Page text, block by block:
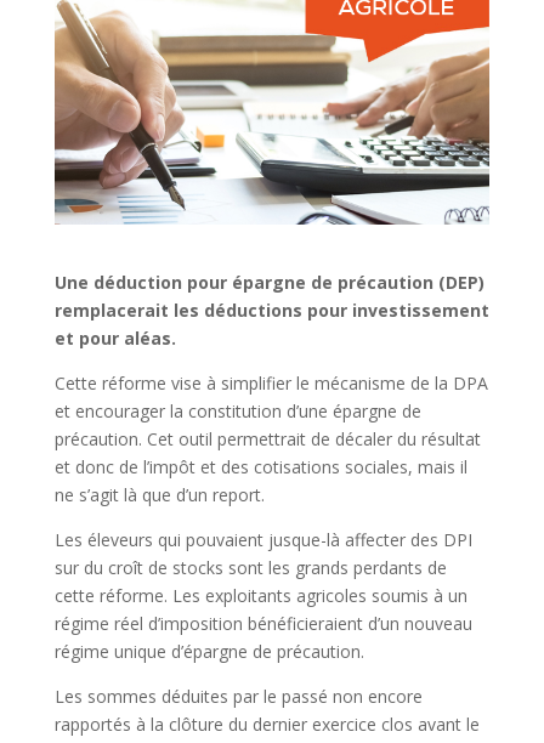
Une déduction pour épargne de précaution (DEP)
remplacerait les déductions pour investissement
et pour aléas.
Cette réforme vise à simplifier le mécanisme de la DPA
et encourager la constitution d’une épargne de
précaution. Cet outil permettrait de décaler du résultat
et donc de l’impôt et des cotisations sociales, mais il
ne s’agit là que d’un report.
Les éleveurs qui pouvaient jusque-là affecter des DPI
sur du croît de stocks sont les grands perdants de
cette réforme. Les exploitants agricoles soumis à un
régime réel d’imposition bénéficieraient d’un nouveau
régime unique d’épargne de précaution.
Les sommes déduites par le passé non encore
rapportés à la clôture du dernier exercice clos avant le